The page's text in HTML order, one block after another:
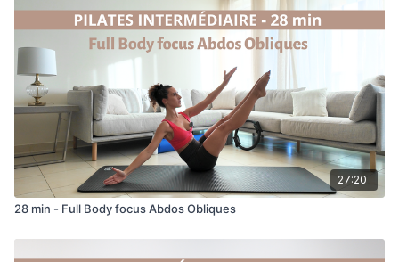
27:20
28 min - Full Body focus Abdos Obliques